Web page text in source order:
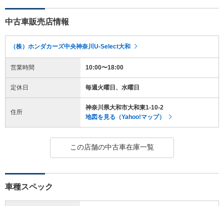
中古車販売店情報
（株）ホンダカーズ中央神奈川U-Select大和
営業時間 10:00〜18:00
定休日 毎週火曜日、水曜日
住所
神奈川県大和市大和東1-10-2
地図を見る（Yahoo!マップ）
この店舗の中古車在庫一覧
車種スペック